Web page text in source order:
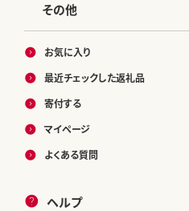
その他
お気に入り
最近チェックした返礼品
寄付する
マイページ
よくある質問
ヘルプ